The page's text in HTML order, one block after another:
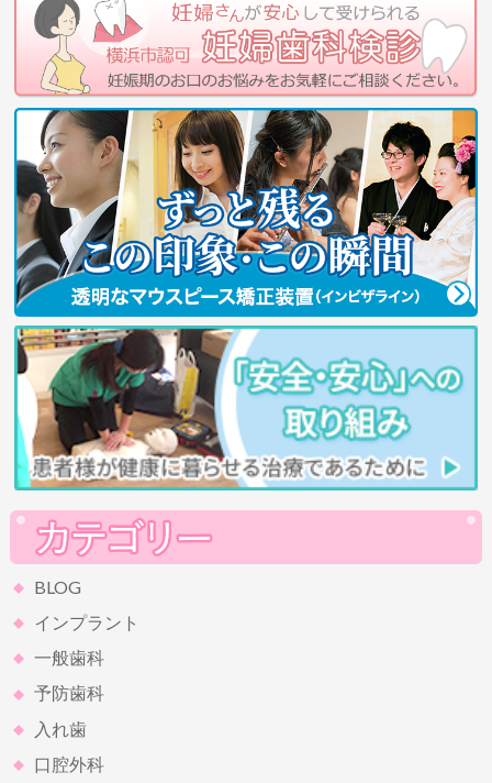
BLOG
インプラント
一般歯科
予防歯科
入れ歯
口腔外科